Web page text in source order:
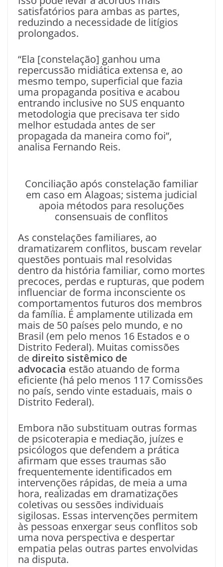
satisfatórios para ambas as partes,
reduzindo a necessidade de litígios
prolongados.
“Ela [constelação] ganhou uma
repercussão midiática extensa e, ao
mesmo tempo, superficial que fazia
uma propaganda positiva e acabou
entrando inclusive no SUS enquanto
metodologia que precisava ter sido
melhor estudada antes de ser
propagada da maneira como foi”,
analisa Fernando Reis.
Conciliação após constelação familiar
em caso em Alagoas; sistema judicial
apoia métodos para resoluções
consensuais de conflitos
As constelações familiares, ao
dramatizarem conflitos, buscam revelar
questões pontuais mal resolvidas
dentro da história familiar, como mortes
precoces, perdas e rupturas, que podem
influenciar de forma inconsciente os
comportamentos futuros dos membros
da família. É amplamente utilizada em
mais de 50 países pelo mundo, e no
Brasil (em pelo menos 16 Estados e o
Distrito Federal). Muitas comissões
de direito sistêmico de
advocacia estão atuando de forma
eficiente (há pelo menos 117 Comissões
no país, sendo vinte estaduais, mais o
Distrito Federal).
Embora não substituam outras formas
de psicoterapia e mediação, juízes e
psicólogos que defendem a prática
afirmam que esses traumas são
frequentemente identificados em
intervenções rápidas, de meia a uma
hora, realizadas em dramatizações
coletivas ou sessões individuais
sigilosas. Essas intervenções permitem
às pessoas enxergar seus conflitos sob
uma nova perspectiva e despertar
empatia pelas outras partes envolvidas
na disputa.